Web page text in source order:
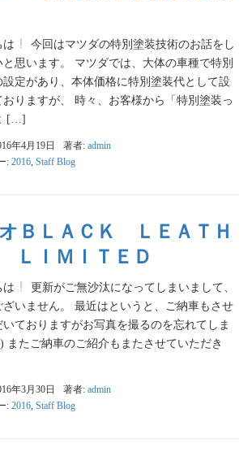
は
今回はマツダの特別塗装技術のお話をし
と思います。 マツダでは、大体の車種で特別
設定があり、本体価格に特別塗装代として設
おりますが、 時々、お客様から「特別塗装っ
[…]
年4月19日 著者: admin
: 2016, Staff Blog
ＢＬＡＣＫ ＬＥＡＴＨ
ＬＩＭＩＴＥＤ
は
更新がご無沙汰になってしまいまして、
ざいません。 最近はというと、ご納車もさせ
いておりますがお写真を撮るのを忘れてしま
またご納車のご紹介もまたさせていただき
年3月30日 著者: admin
: 2016 Staff Blog